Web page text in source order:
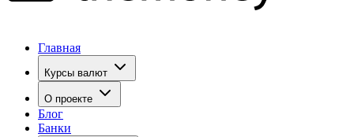
Главная
Курсы валют
О проекте
Блог
Банки